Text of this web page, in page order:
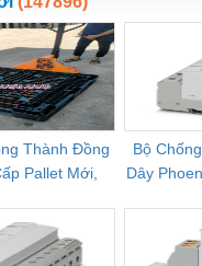
Thành Đồng
Pallet Mới,
Bộ
Dây